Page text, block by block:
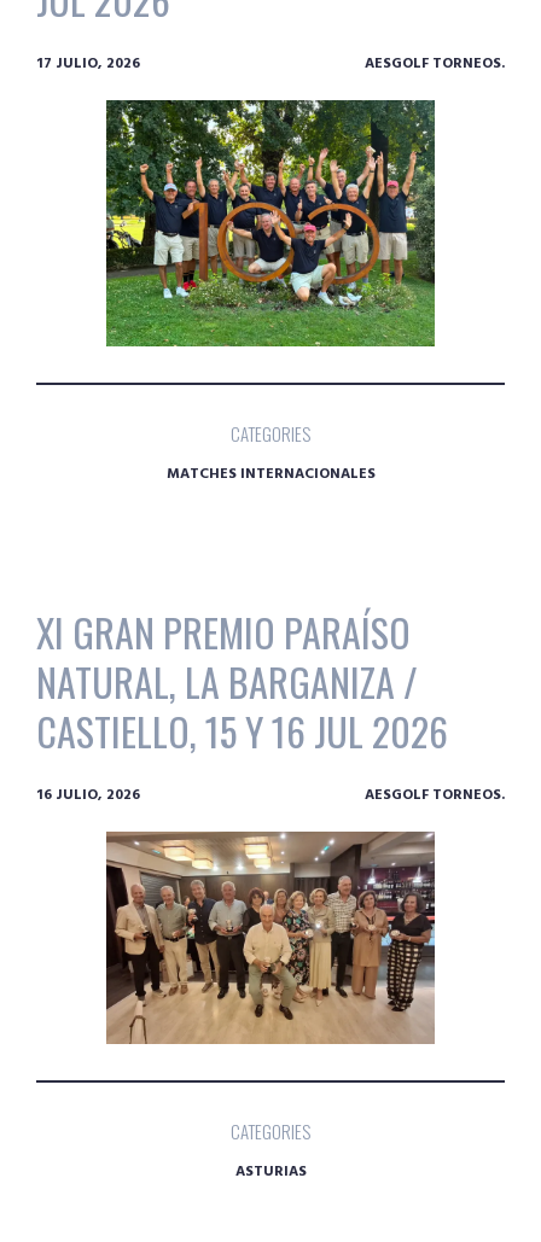
17 JULIO, 2026 AESGOLF TORNEOS.
CATEGORIES
MATCHES INTERNACIONALES
XI GRAN PREMIO PARAÍSO
NATURAL, LA BARGANIZA /
CASTIELLO, 15 Y 16 JUL 2026
16 JULIO, 2026 AESGOLF TORNEOS.
CATEGORIES
ASTURIAS